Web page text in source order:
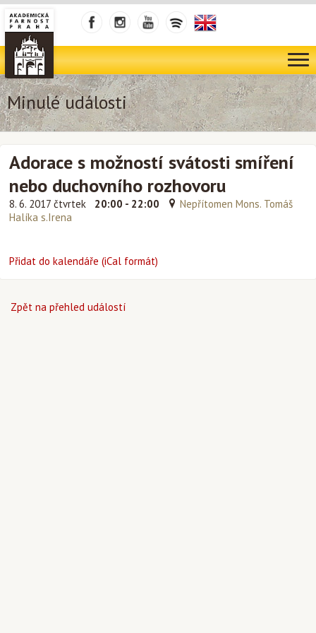
Minulé události
Adorace s možností svátosti smíření
nebo duchovního rozhovoru
8. 6. 2017 čtvrtek 20:00 - 22:00
Nepřítomen Mons. Tomáš
Halíka s.Irena
Přidat do kalendáře (iCal formát)
Zpět na přehled událostí